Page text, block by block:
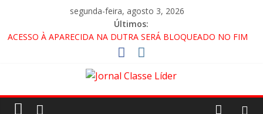
segunda-feira, agosto 3, 2026
Últimos:
ACESSO À APARECIDA NA DUTRA SERÁ BLOQUEADO NO FIM
DE SEMANA; MOTORISTAS DEVEM USAR ROTAS
🚨 LORENA, PINDAMONHANGABA E QUELUZ NA RETA FINAL
CRUZEIRO VIRA CENÁRIO DE FILME NACIONAL COM ESTREIA